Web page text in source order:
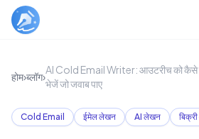
होम›ब्लॉग›
AI Cold Email Writer: आउटरीच को कैसे
भेजें जो जवाब पाए
Cold Email ईमेल लेखन AI लेखन